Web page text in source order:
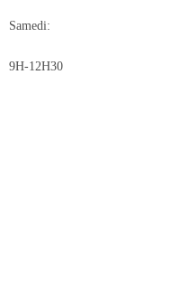
Samedi:
9H-12H30